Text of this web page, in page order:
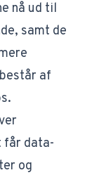
nå ud til
samt de
af
får data-
og